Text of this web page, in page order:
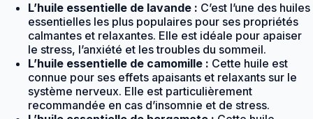
L’huile essentielle de lavande : C’est l’une des huiles
essentielles les plus populaires pour ses propriétés
calmantes et relaxantes. Elle est idéale pour apaiser
le stress, l’anxiété et les troubles du sommeil.
L’huile essentielle de camomille : Cette huile est
connue pour ses effets apaisants et relaxants sur le
système nerveux. Elle est particulièrement
recommandée en cas d’insomnie et de stress.